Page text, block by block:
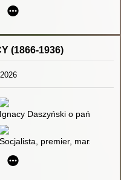
(1866-1936)
: zarys dziejów
Ignacy Daszyński o państwie,
: zbiór studiów
Socjalista, premier, marszałek